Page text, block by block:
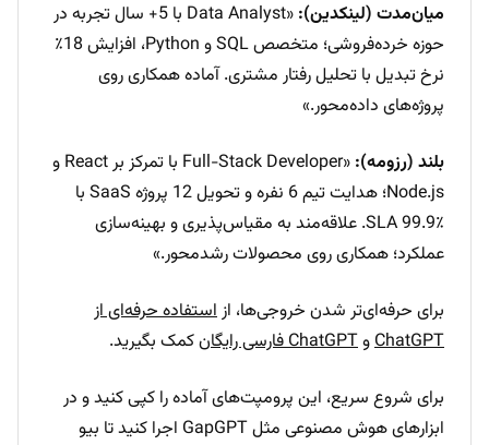
میان‌مدت (لینکدین):
«Data Analyst با 5+ سال تجربه در
حوزه خرده‌فروشی؛ متخصص SQL و Python، افزایش 18٪
نرخ تبدیل با تحلیل رفتار مشتری. آماده همکاری روی
پروژه‌های داده‌محور.»
بلند (رزومه):
«Full-Stack Developer با تمرکز بر React و
Node.js؛ هدایت تیم 6 نفره و تحویل 12 پروژه SaaS با
SLA 99.9٪. علاقه‌مند به مقیاس‌پذیری و بهینه‌سازی
عملکرد؛ همکاری روی محصولات رشد‌محور.»
برای حرفه‌ای‌تر شدن خروجی‌ها، ازاستفاده حرفه‌ای از
ChatGPTوChatGPT فارسی رایگان کمک بگیرید.
برای شروع سریع، این پرومپت‌های آماده را کپی کنید و در
ابزارهای هوش مصنوعی مثل GapGPT اجرا کنید تا بیو